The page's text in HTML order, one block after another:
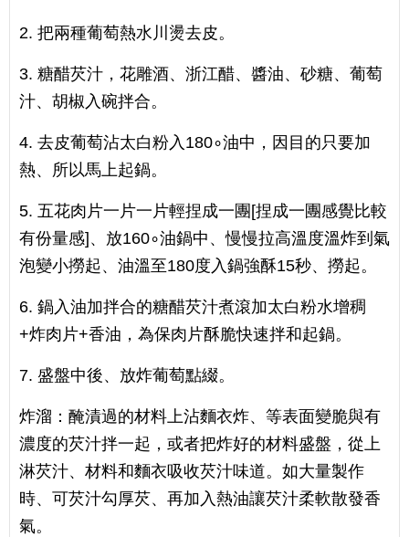
2. 把兩種葡萄熱水川燙去皮。
3. 糖醋芡汁，花雕酒、浙江醋、醬油、砂糖、葡萄
汁、胡椒入碗拌合。
4. 去皮葡萄沾太白粉入180∘油中，因目的只要加
熱、所以馬上起鍋。
5. 五花肉片一片一片輕捏成一團[捏成一團感覺比較
有份量感]、放160∘油鍋中、慢慢拉高溫度溫炸到氣
泡變小撈起、油溫至180度入鍋強酥15秒、撈起。
6. 鍋入油加拌合的糖醋芡汁煮滾加太白粉水增稠
+炸肉片+香油，為保肉片酥脆快速拌和起鍋。
7. 盛盤中後、放炸葡萄點綴。
炸溜：醃漬過的材料上沾麵衣炸、等表面變脆與有
濃度的芡汁拌一起，或者把炸好的材料盛盤，從上
淋芡汁、材料和麵衣吸收芡汁味道。如大量製作
時、可芡汁勾厚芡、再加入熱油讓芡汁柔軟散發香
氣。